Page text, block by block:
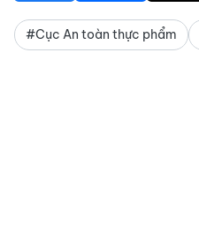
#Cục An toàn thực phẩm